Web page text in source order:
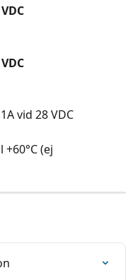
1A vid 28 VDC
+60°C (ej